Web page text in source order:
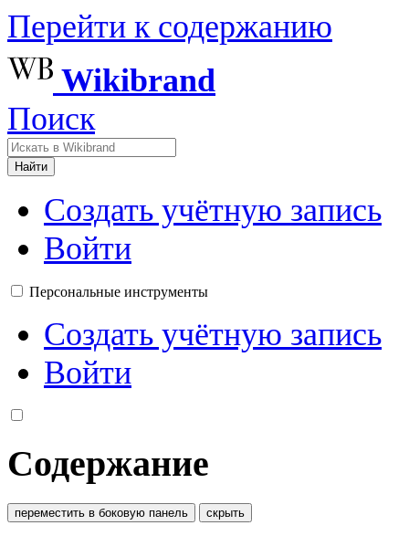
Перейти к содержанию
Wikibrand
Поиск
Найти
Создать учётную запись
Войти
Персональные инструменты
Создать учётную запись
Войти
Содержание
переместить в боковую панель скрыть